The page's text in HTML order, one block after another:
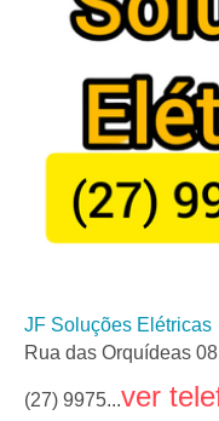
JF Soluções Elétricas
Rua das Orquídeas
(27) 9975...ver